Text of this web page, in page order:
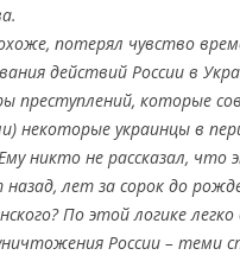
потерял чувство
действий России в
преступлений, которые
некоторые украинцы в
никто не рассказал, что
лет за сорок до
По этой логике
России – теми